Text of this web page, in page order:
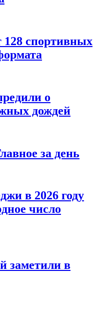
128 спортивных
о
дождей
за день
в 2026 году
число
заметили в